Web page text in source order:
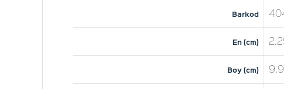
Barkod
En (cm)
Boy (cm) 9.9